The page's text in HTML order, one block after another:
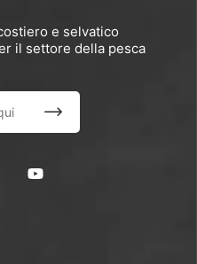
e selvatico
il settore della pesca